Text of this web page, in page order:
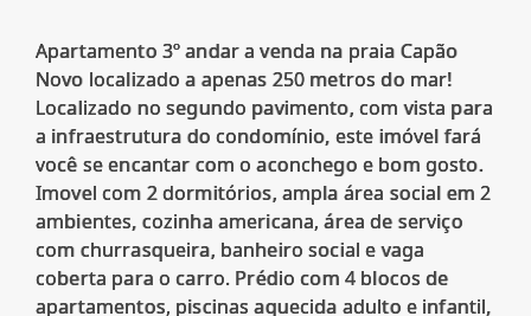
Apartamento 3º andar a venda na praia Capão
Novo localizado a apenas 250 metros do mar!
Localizado no segundo pavimento, com vista para
a infraestrutura do condomínio, este imóvel fará
você se encantar com o aconchego e bom gosto.
Imovel com 2 dormitórios, ampla área social em 2
ambientes, cozinha americana, área de serviço
com churrasqueira, banheiro social e vaga
coberta para o carro. Prédio com 4 blocos de
apartamentos, piscinas aquecida adulto e infantil,